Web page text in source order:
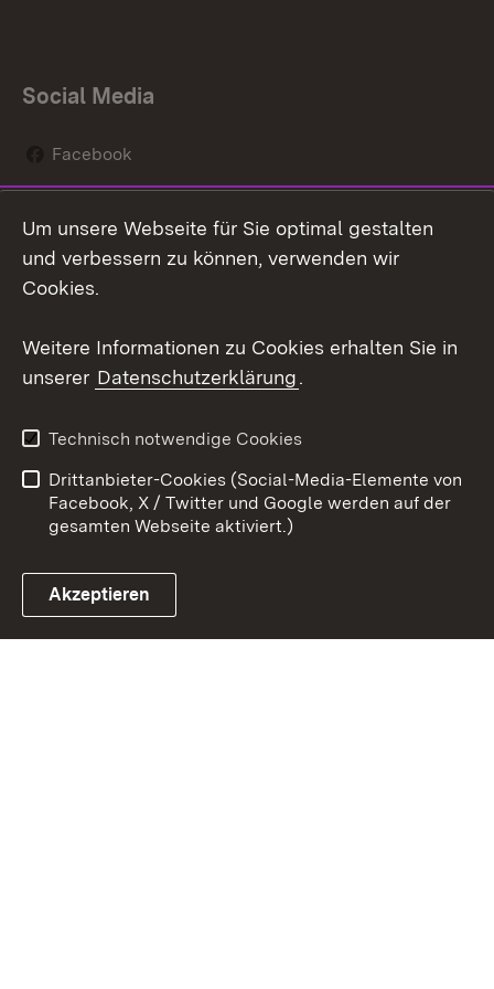
Social Media
Facebook
Social Wall
Youtube
Link zum Landesportal
Kontakt
Datenschutz
Barrierefreiheit
Impressum Cookies
Um unsere Webseite für Sie optimal gestalten
und verbessern zu können, verwenden wir
Cookies.
Weitere Informationen zu Cookies erhalten Sie in
unserer Datenschutzerklärung.
Technisch notwendige Cookies
Drittanbieter-Cookies (Social-Media-Elemente von
Facebook, X / Twitter und Google werden auf der
gesamten Webseite aktiviert.)
Akzeptieren